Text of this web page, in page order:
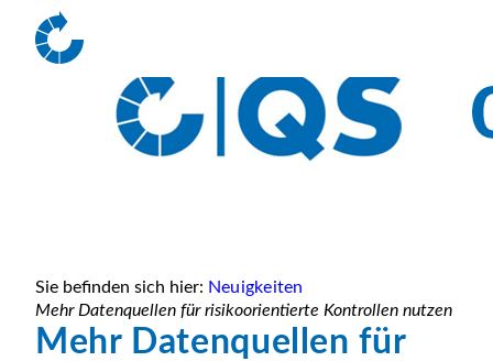
Sie befinden sich hier: Neuigkeiten
Mehr Datenquellen für risikoorientierte Kontrollen nutzen
Mehr Datenquellen für